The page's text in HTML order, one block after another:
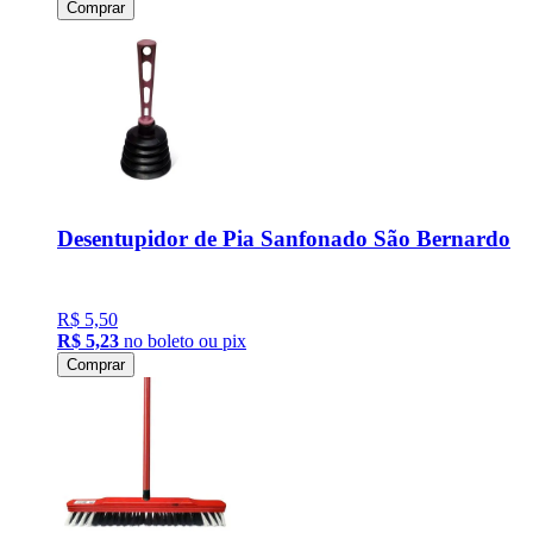
Comprar
Desentupidor de Pia Sanfonado São Bernardo
R$ 5,50
R$ 5,23 no boleto ou pix
Comprar